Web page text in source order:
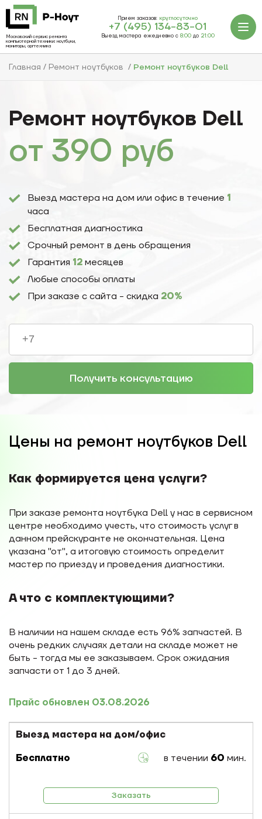
Московский сервис ремонта
компьютерной техники: ноутбуки,
мониторы, оргтехника
Прием заказов: круглосуточно
+7 (495) 134-83-01
Выезд мастера ежедневно с 8:00до 21:00
Главная Ремонт ноутбуков Ремонт ноутбуков Dell
Ремонт ноутбуков Dell
от 390 руб
Выезд мастера на дом или офис в течение 1
часа
Бесплатная диагностика
Срочный ремонт в день обращения
Гарантия 12 месяцев
Любые способы оплаты
При заказе с сайта - скидка 20%
Получить консультацию
Цены на ремонт ноутбуков Dell
Как формируется цена услуги?
При заказе ремонта ноутбука Dell у нас в сервисном
центре необходимо учесть, что стоимость услуг в
данном прейскуранте не окончательная. Цена
указана "от", а итоговую стоимость определит
мастер по приезду и проведения диагностики.
А что с комплектующими?
В наличии на нашем складе есть 96% запчастей. В
очень редких случаях детали на складе может не
быть - тогда мы ее заказываем. Срок ожидания
запчасти от 1 до 3 дней.
Прайс обновлен 03.08.2026
Выезд мастера на дом/офис
Бесплатно
в течении 60 мин.
Заказать